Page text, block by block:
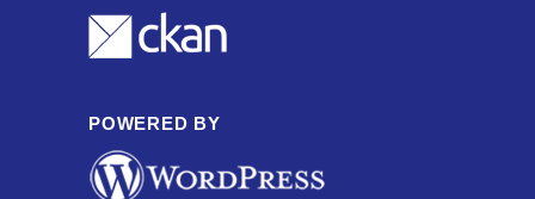
POWERED BY